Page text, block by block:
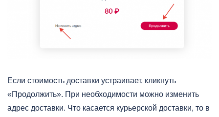
Если стоимость доставки устраивает, кликнуть
«Продолжить». При необходимости можно изменить
адрес доставки. Что касается курьерской доставки, то в